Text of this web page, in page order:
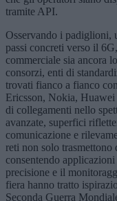
tramite API.
Osservando i padiglioni,
passi concreti verso il
commerciale sia ancora
consorzi, enti di
trovati fianco a fianco
Ericsson, Nokia,
di collegamenti nello
avanzate, superfici
comunicazione e
reti non solo trasmettono
consentendo
precisione e il
fiera hanno tratto
Seconda Guerra